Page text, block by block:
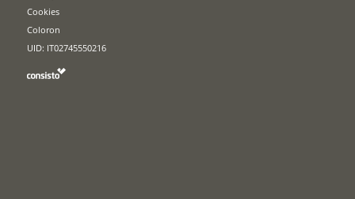
Cookies
Coloron
UID: IT02745550216